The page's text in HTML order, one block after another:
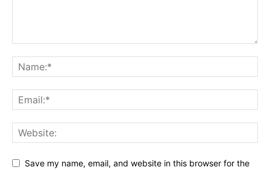
Save my name, email, and website in this browser for the